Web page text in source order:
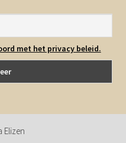
met het privacy beleid.
Elizen